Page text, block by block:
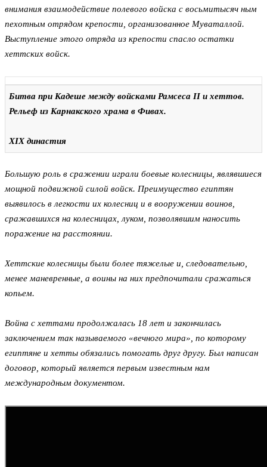
внимания взаимодействие полевого войска с восьмитысяч ным
пехотным отрядом крепости, организованное Муваталлой.
Выступление этого отряда из крепости спасло остатки
хеттских войск.
Битва при Кадеше между войсками Рамсеса II и хеттов.
Рельеф из Карнакского храма в Фивах.
XIX династия
Большую роль в сражении играли боевые колесницы, являвшиеся
мощной подвижной силой войск. Преимущество египтян
выявилось в легкости их колесниц и в вооружении воинов,
сражавшихся на колесницах, луком, позволявшим наносить
поражение на расстоянии.
Хеттские колесницы были более тяжелые и, следовательно,
менее маневренные, а воины на них предпочитали сражаться
копьем.
Война с хеттами продолжалась 18 лет и закончилась
заключением так называемого «вечного мира», по которому
египтяне и хетты обязались помогать друг другу. Был написан
договор, который является первым известным нам
международным документом.